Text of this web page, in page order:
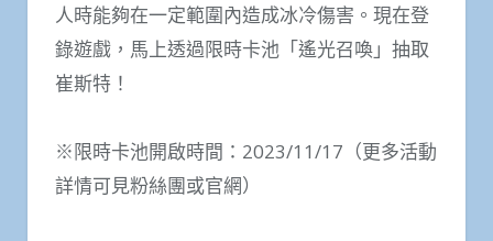
人時能夠在一定範圍內造成冰冷傷害。現在登
錄遊戲，馬上透過限時卡池「遙光召喚」抽取
崔斯特！
※限時卡池開啟時間：2023/11/17（更多活動
詳情可見粉絲團或官網）